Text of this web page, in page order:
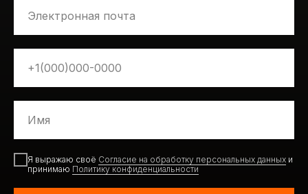
Я выражаю своё Согласие на обработку персональных данных и
принимаю Политику конфиденциальности